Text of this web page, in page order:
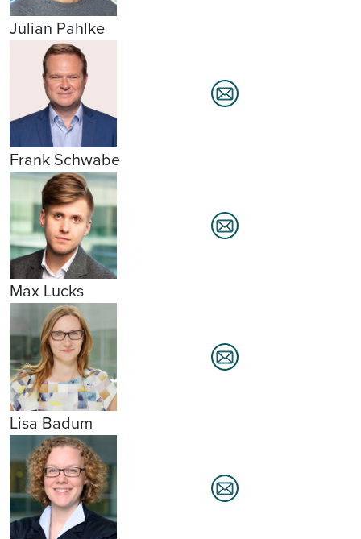
Julian Pahlke
Frank Schwabe
Max Lucks
Lisa Badum